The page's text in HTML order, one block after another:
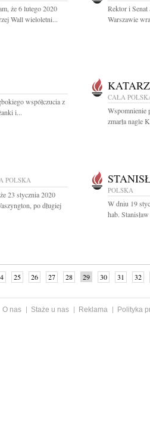
że 6 lutego 2020
Wall wieloletni...
Rektor i
Warszawie
współczucia z
i...
CAŁA
Wspomnienie
zmarła nagle
POLSKA
23 stycznia 2020
po długiej
POLSKA
W dniu 19
hab.
25 26 27 28 29 30 31
32
O nas Staże u nas Reklama
Polityka